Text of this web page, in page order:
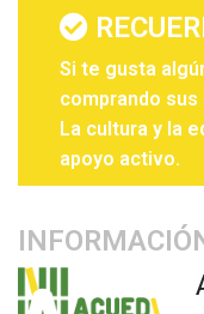
Si te gusta
comprando sus
La cultura y la
apoyo activo.